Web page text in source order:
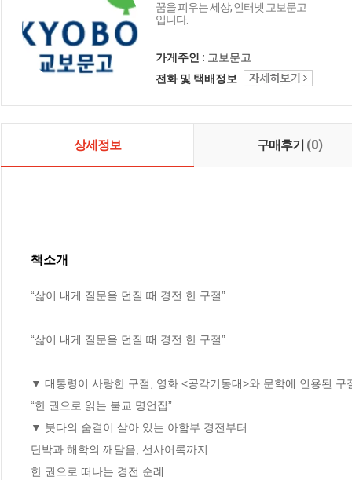
꿈을 피우는 세상, 인터넷 교보문고
입니다.
가게주인 : 교보문고
전화 및 택배정보
상세정보 구매후기 (0)
책소개
“삶이 내게 질문을 던질 때 경전 한 구절”
“삶이 내게 질문을 던질 때 경전 한 구절”
▼ 대통령이 사랑한 구절, 영화 <공각기동대>와 문학에 인용된 구
“한 권으로 읽는 불교 명언집”
▼ 붓다의 숨결이 살아 있는 아함부 경전부터
단박과 해학의 깨달음, 선사어록까지
한 권으로 떠나는 경전 순례